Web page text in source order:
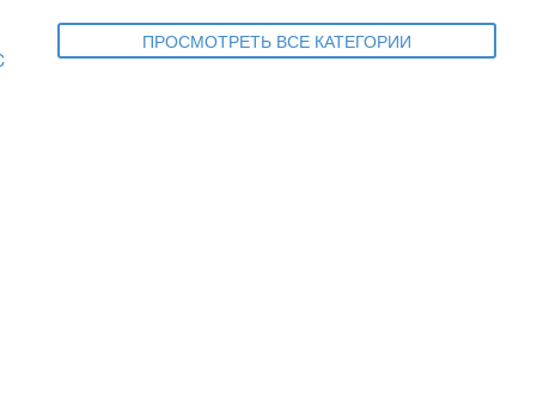
ПРОСМОТРЕТЬ ВСЕ КАТЕГОРИИ